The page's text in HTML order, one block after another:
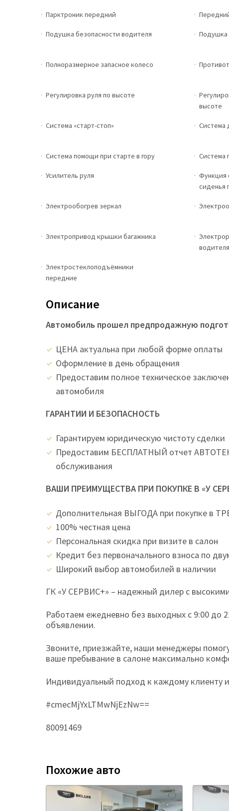
Парктроник передний
Подушка безопасности водителя Подушка
Полноразмерное запасное колесо
Регулировка руля по высоте
высоте
Система «старт-стоп» Система
Система помощи при старте в гору Система
Усилитель руля
Функция
сиденья
Электрообогрев зеркал
Электропривод крышки багажника
Электростеклоподъёмники
передние
Описание
Автомобиль прошел предпродажную
ЦEНA актуальна при любой форме оплаты
Оформление в день обращения
Предоставим полное техническое
автомобиля
ГАРАНТИИ И БЕЗОПАСНОСТЬ
Гарантируем юридическую чистоту сделки
Предоставим БЕСПЛАТНЫЙ отчет
обслуживания
ВАШИ ПРЕИМУЩЕСТВА ПРИ ПОКУПКЕ В «У
Дополнительная ВЫГОДА при покупке в
100% честная цена
Персональная скидка при визите в салон
Кредит без первоначального взноса по
Широкий выбор автомобилей в наличии
ГК «У СЕРВИС+» – надежный дилер с
Работаем ежедневно без выходных с 9:00 до
объявлении.
Звоните, приезжайте, наши менеджеры
ваше пребывание в салоне максимально
Индивидуальный подход к каждому клиенту
#cmecMjYxLTMwNjEzNw==
80091469
Похожие авто